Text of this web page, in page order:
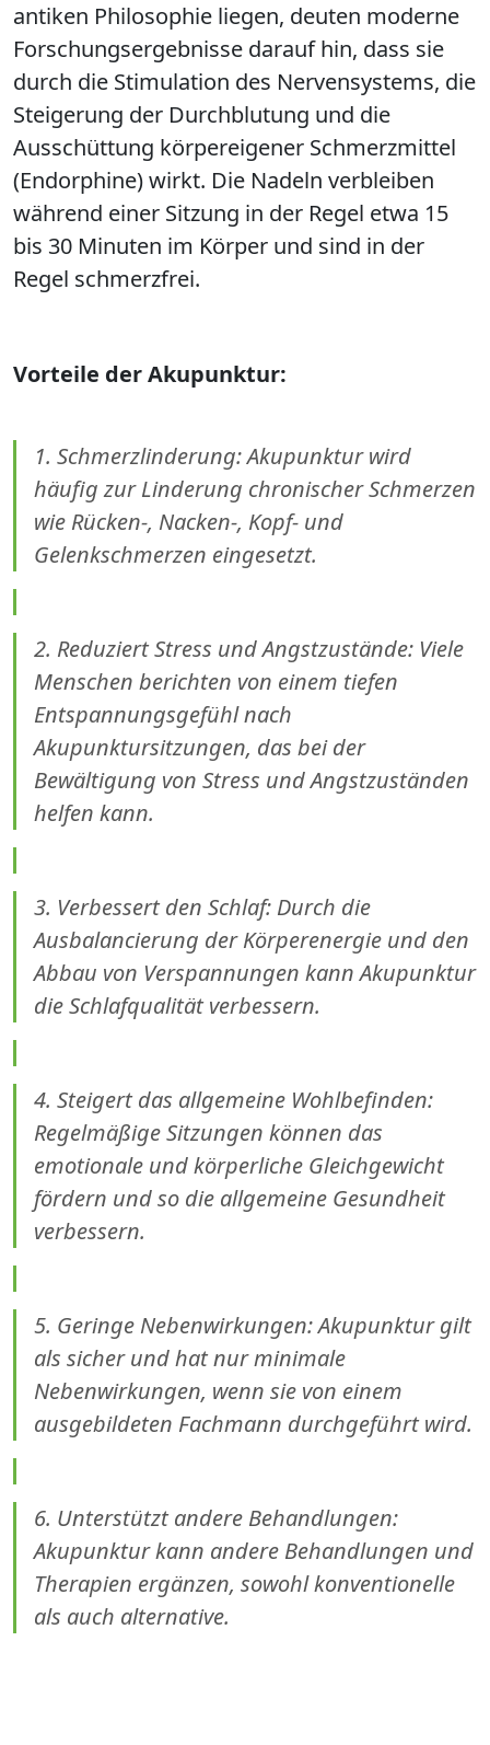
antiken Philosophie liegen, deuten moderne
Forschungsergebnisse darauf hin, dass sie
durch die Stimulation des Nervensystems, die
Steigerung der Durchblutung und die
Ausschüttung körpereigener Schmerzmittel
(Endorphine) wirkt. Die Nadeln verbleiben
während einer Sitzung in der Regel etwa 15
bis 30 Minuten im Körper und sind in der
Regel schmerzfrei.
Vorteile der Akupunktur:
1. Schmerzlinderung: Akupunktur wird
häufig zur Linderung chronischer Schmerzen
wie Rücken-, Nacken-, Kopf- und
Gelenkschmerzen eingesetzt.
2. Reduziert Stress und Angstzustände: Viele
Menschen berichten von einem tiefen
Entspannungsgefühl nach
Akupunktursitzungen, das bei der
Bewältigung von Stress und Angstzuständen
helfen kann.
3. Verbessert den Schlaf: Durch die
Ausbalancierung der Körperenergie und den
Abbau von Verspannungen kann Akupunktur
die Schlafqualität verbessern.
4. Steigert das allgemeine Wohlbefinden:
Regelmäßige Sitzungen können das
emotionale und körperliche Gleichgewicht
fördern und so die allgemeine Gesundheit
verbessern.
5. Geringe Nebenwirkungen: Akupunktur gilt
als sicher und hat nur minimale
Nebenwirkungen, wenn sie von einem
ausgebildeten Fachmann durchgeführt wird.
6. Unterstützt andere Behandlungen:
Akupunktur kann andere Behandlungen und
Therapien ergänzen, sowohl konventionelle
als auch alternative.